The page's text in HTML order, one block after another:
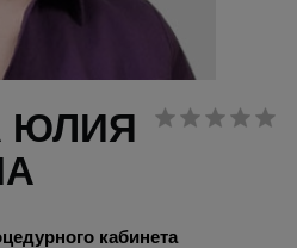
ЮЛИЯ
кабинета